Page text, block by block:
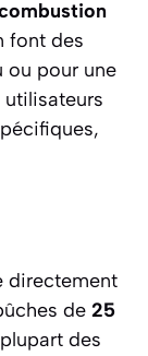
font des
ou pour une
utilisateurs
directement
de 25
des